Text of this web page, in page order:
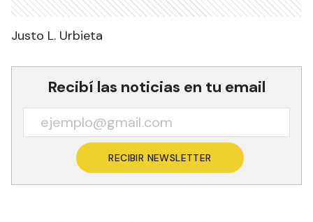
Justo L. Urbieta
Recibí las noticias en tu email
RECIBIR NEWSLETTER